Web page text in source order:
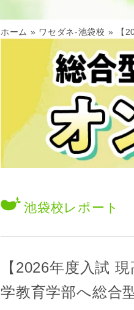
ホーム » ワセダネ-池袋校 » 【
池袋校レポート
【2026年度入試
学教育学部へ総合